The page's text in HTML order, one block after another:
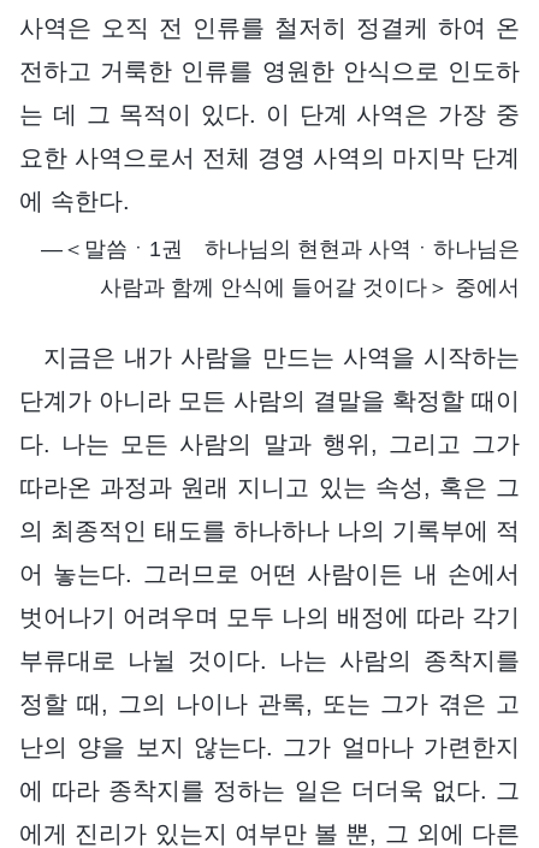
사역은 오직 전 인류를 철저히 정결케 하여 온
전하고 거룩한 인류를 영원한 안식으로 인도하
는 데 그 목적이 있다. 이 단계 사역은 가장 중
요한 사역으로서 전체 경영 사역의 마지막 단계
에 속한다.
―＜말씀ㆍ1권 하나님의 현현과 사역ㆍ하나님은
사람과 함께 안식에 들어갈 것이다＞ 중에서
지금은 내가 사람을 만드는 사역을 시작하는
단계가 아니라 모든 사람의 결말을 확정할 때이
다. 나는 모든 사람의 말과 행위, 그리고 그가
따라온 과정과 원래 지니고 있는 속성, 혹은 그
의 최종적인 태도를 하나하나 나의 기록부에 적
어 놓는다. 그러므로 어떤 사람이든 내 손에서
벗어나기 어려우며 모두 나의 배정에 따라 각기
부류대로 나뉠 것이다. 나는 사람의 종착지를
정할 때, 그의 나이나 관록, 또는 그가 겪은 고
난의 양을 보지 않는다. 그가 얼마나 가련한지
에 따라 종착지를 정하는 일은 더더욱 없다. 그
에게 진리가 있는지 여부만 볼 뿐, 그 외에 다른